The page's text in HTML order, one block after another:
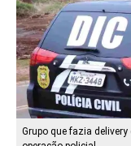
Grupo que fazia